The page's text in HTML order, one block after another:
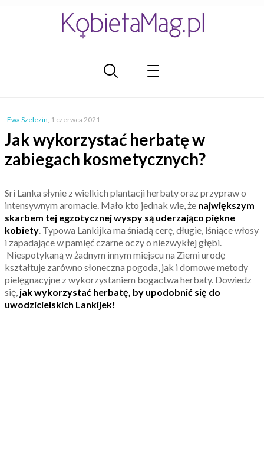
Ewa Szelezin, 1 czerwca 2021
Jak wykorzystać herbatę w
zabiegach kosmetycznych?
Sri Lanka słynie z wielkich plantacji herbaty oraz przypraw o
intensywnym aromacie. Mało kto jednak wie, że największym
skarbem tej egzotycznej wyspy są uderzająco piękne
kobiety. Typowa Lankijka ma śniadą cerę, długie, lśniące włosy
i zapadające w pamięć czarne oczy o niezwykłej głębi.
Niespotykaną w żadnym innym miejscu na Ziemi urodę
kształtuje zarówno słoneczna pogoda, jak i domowe metody
pielęgnacyjne z wykorzystaniem bogactwa herbaty. Dowiedz
się, jak wykorzystać herbatę, by upodobnić się do
uwodzicielskich Lankijek!